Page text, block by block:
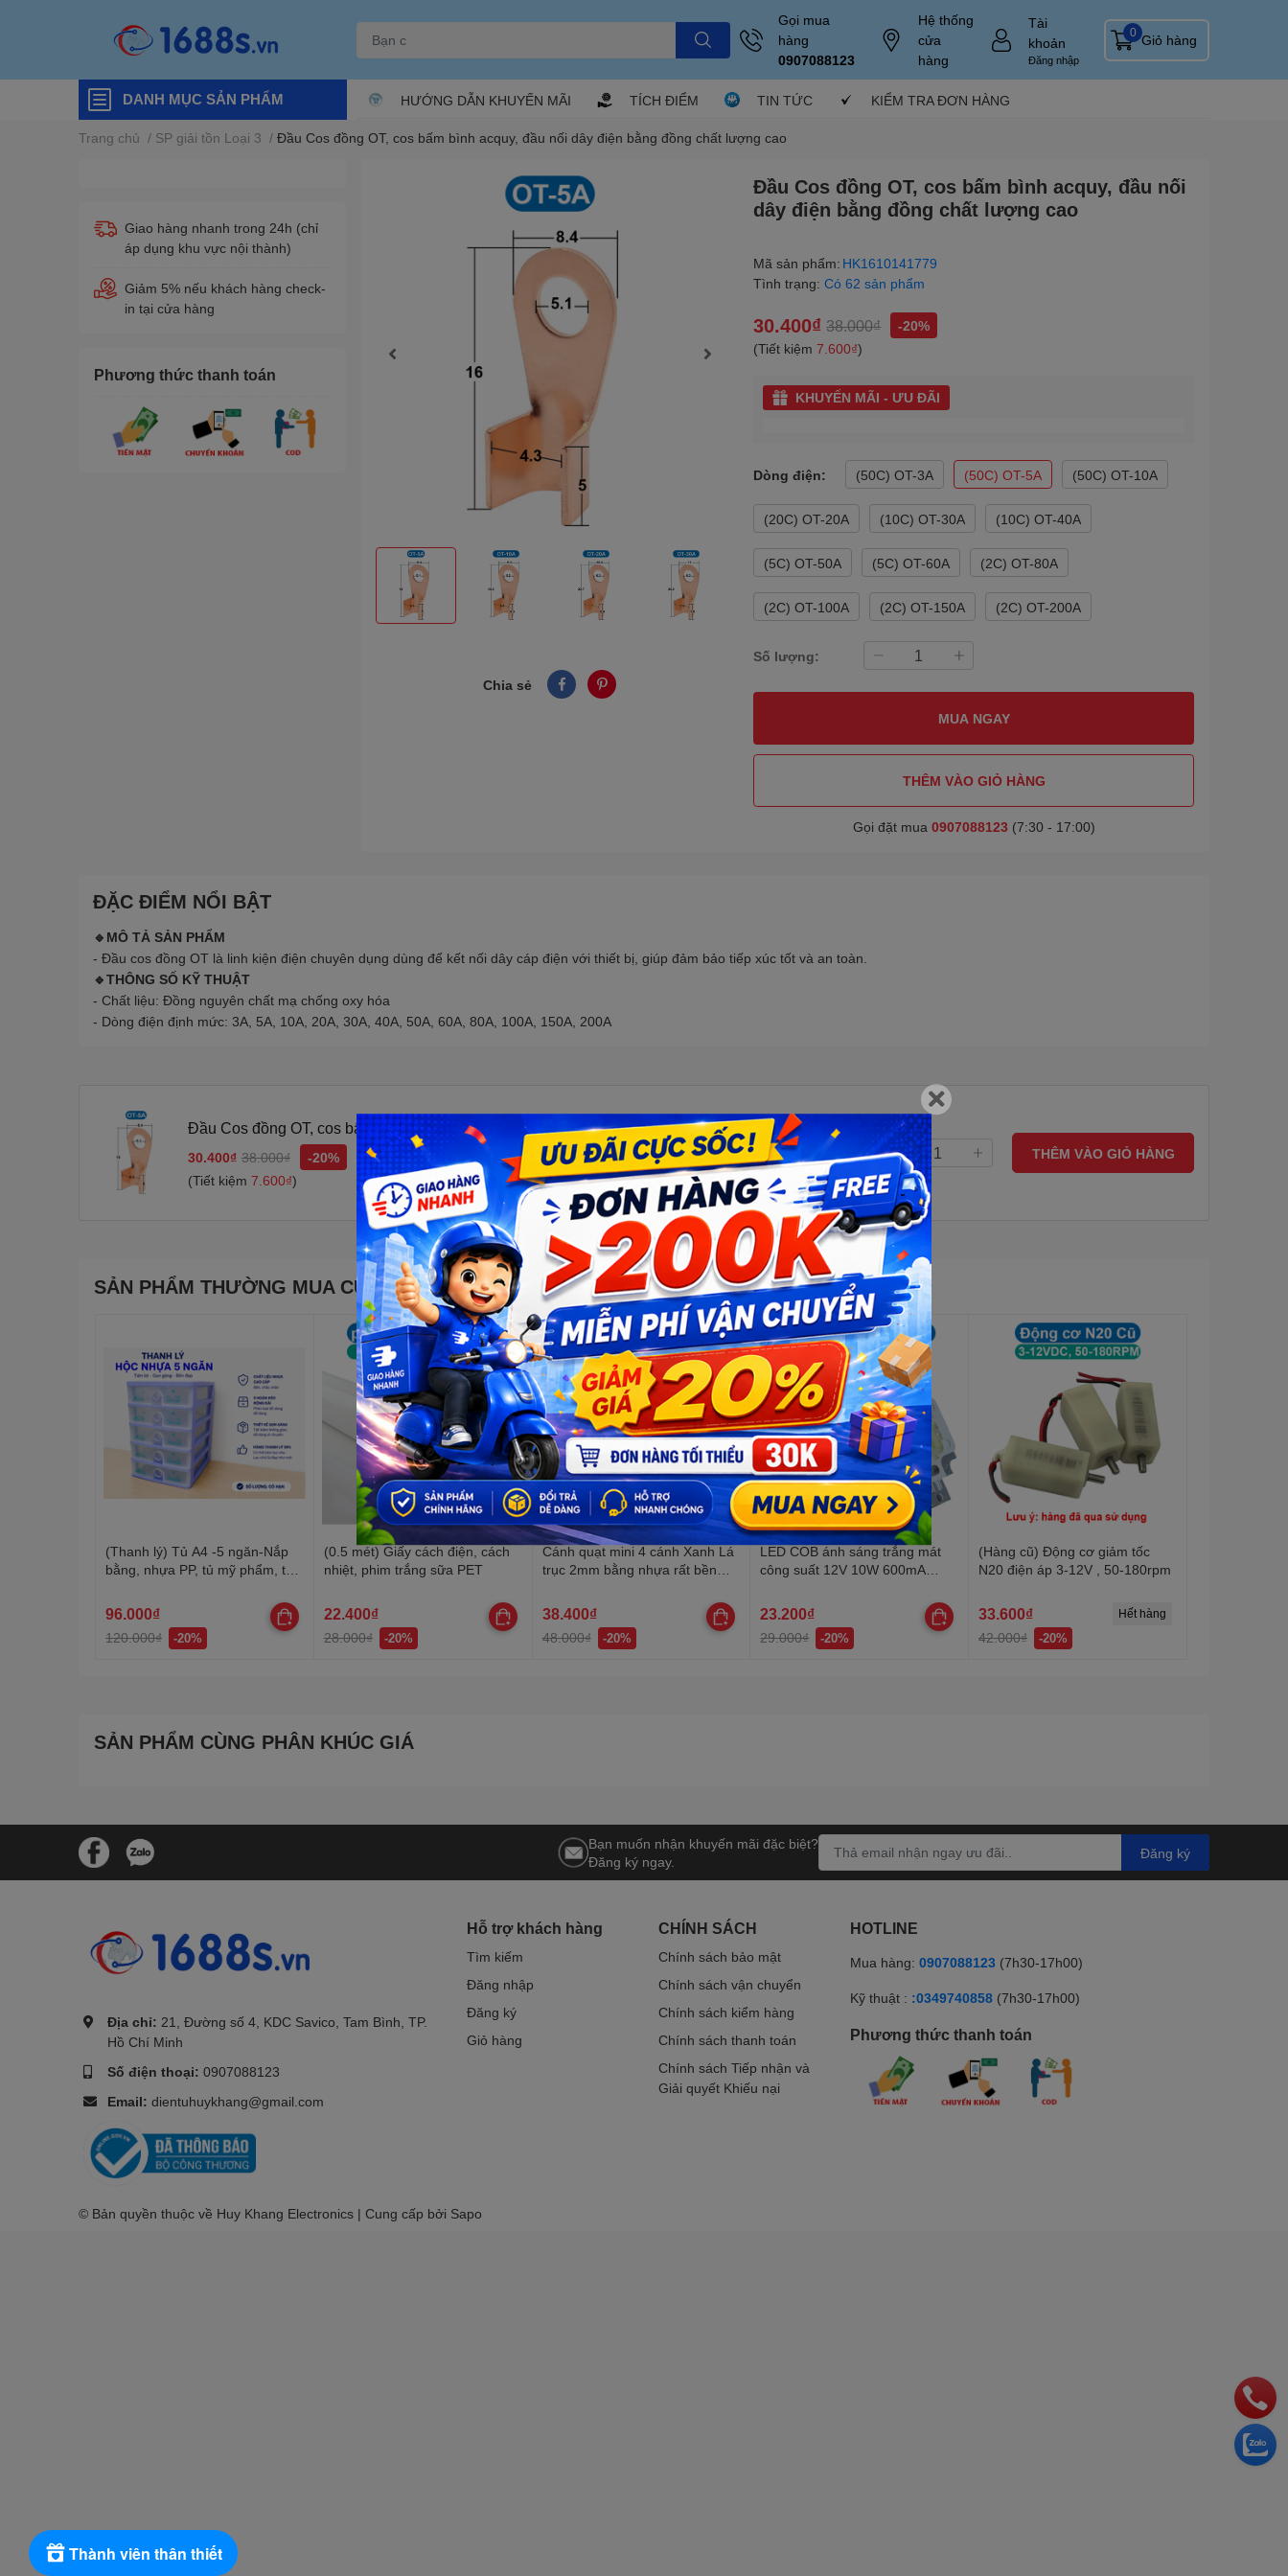
Gọi mua
hàng
0907088123
Hệ thống
cửa
hàng
Tài
khoản
Đăng nhập
Giỏ hàng
0
DANH MỤC SẢN PHẨM HƯỚNG DẪN KHUYẾN MÃI TÍCH ĐIỂM TIN TỨC KIỂM TRA ĐƠN HÀNG
Trang chủ / SP giải tồn Loại 3 / Đầu Cos đồng OT, cos bấm bình acquy, đầu nối dây điện bằng đồng chất lượng cao
Giao hàng nhanh trong 24h (chỉ
áp dụng khu vực nội thành)
Giảm 5% nếu khách hàng check-
in tại cửa hàng
Phương thức thanh toán
Chia sẻ
Đầu Cos đồng OT, cos bấm bình acquy, đầu nối
dây điện bằng đồng chất lượng cao
Mã sản phẩm: HK1610141779
Tình trạng: Có 62 sản phẩm
30.400₫ 38.000₫
-20%
(Tiết kiệm7.600₫)
KHUYẾN MÃI - ƯU ĐÃI
Dòng điện: (50C) OT-3A (50C) OT-5A (50C) OT-10A
(20C) OT-20A (10C) OT-30A (10C) OT-40A
(5C) OT-50A (5C) OT-60A (2C) OT-80A
(2C) OT-100A (2C) OT-150A (2C) OT-200A
Số lượng:
MUA NGAY
THÊM VÀO GIỎ HÀNG
Gọi đặt mua 0907088123 (7:30 - 17:00)
ĐẶC ĐIỂM NỔI BẬT
🔹MÔ TẢ SẢN PHẨM
- Đầu cos đồng OT là linh kiện điện chuyên dụng dùng để kết nối dây cáp điện với thiết bị, giúp đảm bảo tiếp xúc tốt và an toàn.
🔹THÔNG SỐ KỸ THUẬT
- Chất liệu: Đồng nguyên chất mạ chống oxy hóa
- Dòng điện định mức: 3A, 5A, 10A, 20A, 30A, 40A, 50A, 60A, 80A, 100A, 150A, 200A
Đầu Cos đồng OT, cos bấm bình acquy, đầu nối dây điện bằng đồng chất
lượng cao
30.400₫ 38.000₫
-20%
(Tiết kiệm 7.600₫)
Số lượng: THÊM VÀO GIỎ HÀNG
SẢN PHẨM THƯỜNG MUA CÙNG
(Thanh lý) Tủ A4 -5 ngăn-Nắp
bằng, nhựa PP, tủ mỹ phẩm, tủ
96.000₫
120.000₫ -20%
(0.5 mét) Giấy cách điện, cách
nhiệt, phim trắng sữa PET
22.400₫
28.000₫ -20%
Cánh quạt mini 4 cánh Xanh Lá
trục 2mm bằng nhựa rất bền
38.400₫
48.000₫ -20%
LED COB ánh sáng trắng mát
công suất 12V 10W 600mA
23.200₫
29.000₫ -20%
(Hàng cũ) Động cơ giảm tốc
N20 điện áp 3-12V , 50-180rpm
33.600₫
42.000₫ -20%
Hết hàng
SẢN PHẨM CÙNG PHÂN KHÚC GIÁ
Bạn muốn nhận khuyến mãi đặc biệt?
Đăng ký ngay.
Đăng ký
Địa chỉ: 21, Đường số 4, KDC Savico, Tam Bình, TP.
Hồ Chí Minh
Số điện thoại: 0907088123
Email: dientuhuykhang@gmail.com
Hỗ trợ khách hàng
Tìm kiếm
Đăng nhập
Đăng ký
Giỏ hàng
CHÍNH SÁCH
Chính sách bảo mật
Chính sách vận chuyển
Chính sách kiểm hàng
Chính sách thanh toán
Chính sách Tiếp nhận và
Giải quyết Khiếu nại
HOTLINE
Mua hàng: 0907088123 (7h30-17h00)
Kỹ thuật : :0349740858 (7h30-17h00)
Phương thức thanh toán
© Bản quyền thuộc về Huy Khang Electronics | Cung cấp bởi Sapo
Thành viên thân thiết